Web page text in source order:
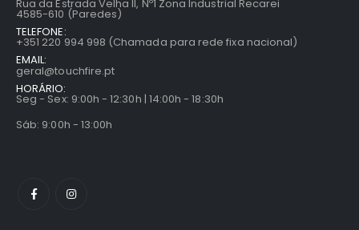
Rua da Estrada Velha II, Nº1 Zona Industrial Recarei
4585-610 (Paredes)
TELEFONE:
+351 220 994 998 (Chamada para rede fixa nacional)
EMAIL:
geral@touchfire.pt
HORÁRIO:
Seg - Sex: 9:00h - 12:30h | 14:00h - 18:30h
Sáb: 9:00h - 13:00h